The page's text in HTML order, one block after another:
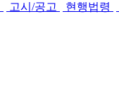
고시/공고 현행법령